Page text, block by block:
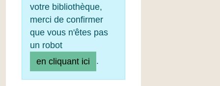
votre bibliothèque,
merci de confirmer
que vous n'êtes pas
un robot
en cliquant ici
.